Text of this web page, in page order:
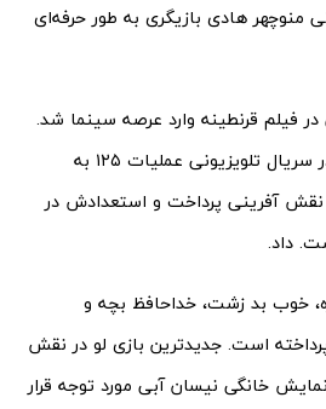
منوچهر هادی بازیگری به طور حرفه‌ای
فیلم قرنطینه وارد عرصه سینما شد.
ایمان صفا در سال ۱۳۸۷ در سریال تلویزیونی عملیات ۱۲۵ به
نقش آفرینی پرداخت و استعدادش در
داد.
خوب بد زشت، خداحافظ بچه و
است. جدیدترین بازی لو در نقش
خانگی نیسان آبی مورد توجه قرار